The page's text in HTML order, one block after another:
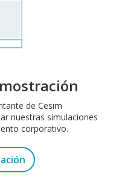
de Cesim
nuestras simulaciones
corporativo.